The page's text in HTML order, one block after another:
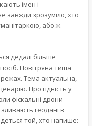
імен і
завжди зрозуміло, хто
або ж
дедалі більше
Повітряна тиша
Тема актуальна,
Про гідність у
фіскальні дрони
геодані в
той, хто напише: